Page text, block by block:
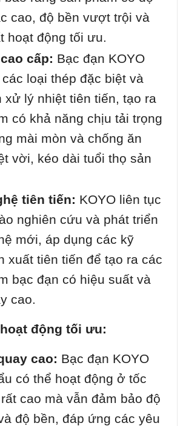
cao, độ bền vượt trội và
hoạt động tối ưu.
cấp: Bạc đạn KOYO
loại thép đặc biệt và
xử lý nhiệt tiên tiến, tạo ra
có khả năng chịu tải trọng
mài mòn và chống ăn
vời, kéo dài tuổi thọ sản
tiên tiến: KOYO liên tục
nghiên cứu và phát triển
mới, áp dụng các kỹ
xuất tiên tiến để tạo ra các
bạc đạn có hiệu suất và
cao.
động tối ưu:
cao: Bạc đạn KOYO
có thể hoạt động ở tốc
cao mà vẫn đảm bảo độ
độ bền, đáp ứng các yêu